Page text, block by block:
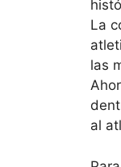
La
las
al